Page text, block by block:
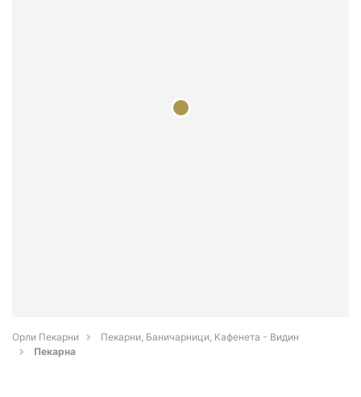
Орли Пекарни
Пекарни, Баничарници, Кафенета - Видин
Пекарна